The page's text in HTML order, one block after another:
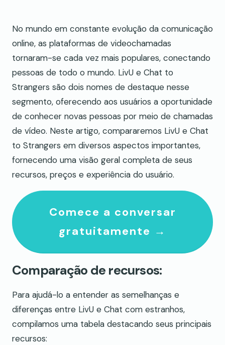
No mundo em constante evolução da comunicação
online, as plataformas de videochamadas
tornaram-se cada vez mais populares, conectando
pessoas de todo o mundo. LivU e Chat to
Strangers são dois nomes de destaque nesse
segmento, oferecendo aos usuários a oportunidade
de conhecer novas pessoas por meio de chamadas
de vídeo. Neste artigo, compararemos LivU e Chat
to Strangers em diversos aspectos importantes,
fornecendo uma visão geral completa de seus
recursos, preços e experiência do usuário.
Comece a conversar
gratuitamente →
Comparação de recursos:
Para ajudá-lo a entender as semelhanças e
diferenças entre LivU e Chat com estranhos,
compilamos uma tabela destacando seus principais
recursos: